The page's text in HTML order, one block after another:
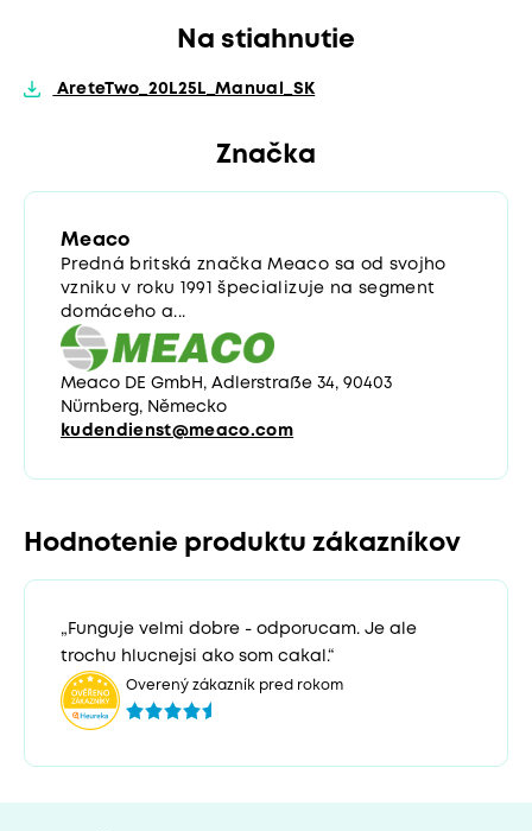
Na stiahnutie
AreteTwo_20L25L_Manual_SK
Značka
Meaco
Predná britská značka Meaco sa od svojho
vzniku v roku 1991 špecializuje na segment
domáceho a...
Meaco DE GmbH, Adlerstraße 34, 90403
Nürnberg, Německo
kudendienst@meaco.com
Hodnotenie produktu zákazníkov
„Funguje velmi dobre - odporucam. Je ale
trochu hlucnejsi ako som cakal.“
Overený zákazník pred rokom